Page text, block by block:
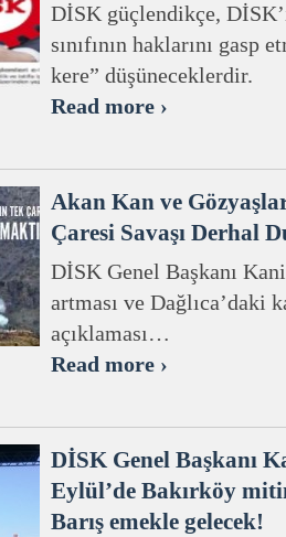
DİSK güçlendikçe,
sınıfının haklarını
kere” düşüneceklerdir.
Read more ›
Akan Kan ve
Çaresi Savaşı Derhal
DİSK Genel Başkanı
artması ve Dağlıca’daki
açıklaması…
Read more ›
DİSK Genel Başkanı
Eylül’de Bakırköy
Barış emekle gelecek!